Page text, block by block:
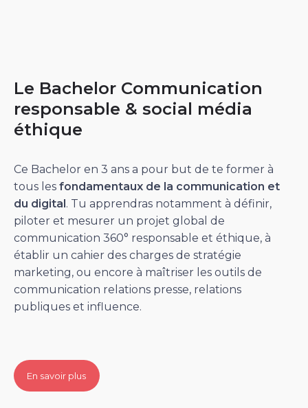
Le Bachelor Communication
responsable & social média
éthique
Ce Bachelor en 3 ans a pour but de te former à
tous les fondamentaux de la communication et
du digital . Tu apprendras notamment à définir,
piloter et mesurer un projet global de
communication 360° responsable et éthique, à
établir un cahier des charges de stratégie
marketing, ou encore à maîtriser les outils de
communication relations presse, relations
publiques et influence.
En savoir plus